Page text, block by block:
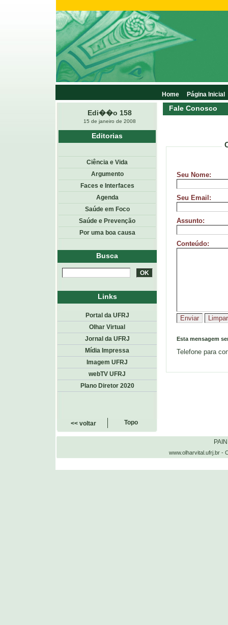
Edi��o 158
15 de janeiro de 2008
Fale Conosco
Seu Nome:
Seu Email:
Assunto:
Conteúdo:
Esta mensagem
Telefone para
Editorias
Ciência e Vida
Argumento
Faces e Interfaces
Agenda
Saúde em Foco
Saúde e Prevenção
Por uma boa causa
Busca
Home Página Inicial
Links
Portal da UFRJ
Olhar Virtual
Jornal da UFRJ
Mídia Impressa
Imagem UFRJ
webTV UFRJ
Plano Diretor 2020
<< voltar Topo
www.olharvital.ufrj.br -